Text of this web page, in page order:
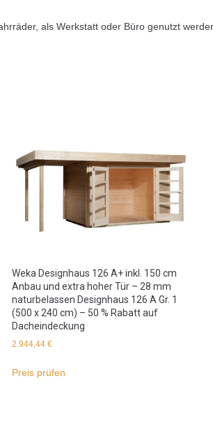
als Werkstatt oder Büro genutzt
Weka Designhaus 126 A+ inkl. 150 cm
Anbau und extra hoher Tür – 28 mm
naturbelassen Designhaus 126 A Gr. 1
(500 x 240 cm) – 50 % Rabatt auf
Dacheindeckung
2.944,44 €
Preis prüfen